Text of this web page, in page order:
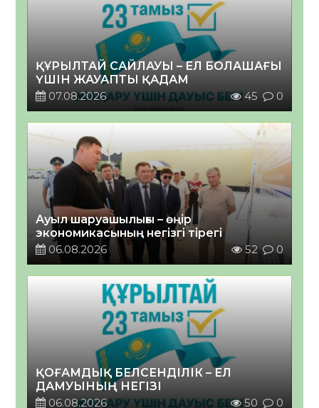
ҚҰРЫЛТАЙ САЙЛАУЫ – ЕЛ БОЛАШАҒЫ
ҮШІН ЖАУАПТЫ ҚАДАМ
07.08.2026
45 0
Ауыл шаруашылығы – өңір
экономикасының негізгі тірегі
06.08.2026
52 0
ҚОҒАМДЫҚ БЕЛСЕНДІЛІК – ЕЛ
ДАМУЫНЫҢ НЕГІЗІ
06.08.2026
50 0